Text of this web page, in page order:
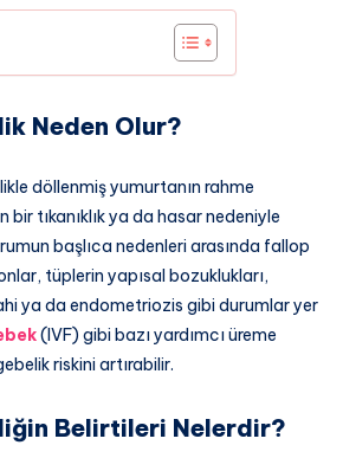
Neden Olur?
döllenmiş yumurtanın rahme
bir tıkanıklık ya da hasar nedeniyle
başlıca nedenleri arasında fallop
tüplerin yapısal bozuklukları,
ya da endometriozis gibi durumlar yer
(IVF) gibi bazı yardımcı üreme
riskini artırabilir.
Belirtileri Nelerdir?